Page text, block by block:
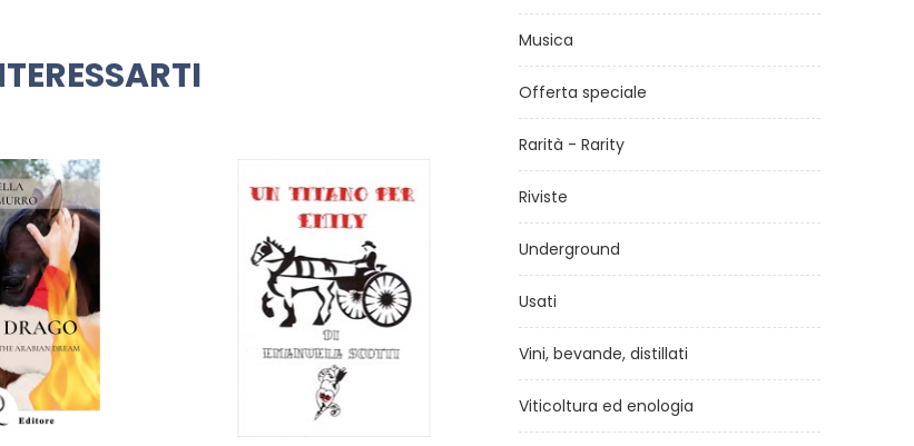
Musica
Offerta speciale
Rarità - Rarity
Riviste
Underground
Usati
Vini, bevande, distillati
Viticoltura ed enologia